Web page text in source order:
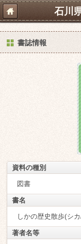
石川
書誌情報
資料の種別
図書
書名
しかの歴史散歩(シ
著者名等